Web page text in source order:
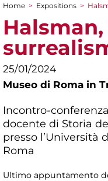
You are here
Home > Expositions >
25/01/2024
Museo di Roma in
Incontro-
docente di Storia
presso l’Università
Roma
Ultimo appuntamento